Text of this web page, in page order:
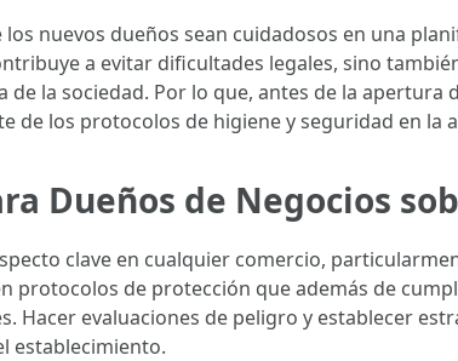
los nuevos dueños sean cuidadosos en una
a evitar dificultades legales, sino
de la sociedad. Por lo que, antes de la
de los protocolos de higiene y seguridad en la
Dueños de Negocios
clave en cualquier comercio,
protocolos de protección que además de
Hacer evaluaciones de peligro y establecer
establecimiento.